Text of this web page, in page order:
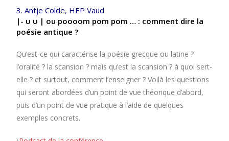
3. Antje Colde, HEP Vaud
|- υ υ | ou poooom pom pom … : comment dire la
poésie antique ?
Qu’est-ce qui caractérise la poésie grecque ou latine ?
l’oralité ? la scansion ? mais qu’est la scansion ? à quoi sert-
elle ? et surtout, comment l’enseigner ? Voilà les questions
qui seront abordées d’un point de vue théorique d’abord,
puis d’un point de vue pratique à l’aide de quelques
exemples concrets.